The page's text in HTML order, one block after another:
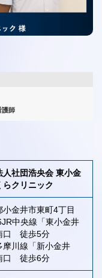
護師
人社団浩央会 東小金
らクリニック
小金井市東町4丁目
中央線「東小金井
口 徒歩5分
摩川線「新小金井
口 徒歩6分